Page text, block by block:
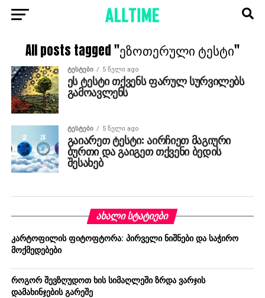
All posts tagged "ეზოთერული ტესტი"
ᲢᲔᲡᲢᲔᲑᲘ 5 წელი ago
ეს ტესტი თქვენს ფარულ სურვილებს
გამოავლენს
ᲢᲔᲡᲢᲔᲑᲘ 5 წელი ago
გაიარეთ ტესტი: აირჩიეთ მაგიური
ბურთი და გაიგეთ თქვენი ბედის
შესახებ
ᲐᲮᲐᲚᲘ ᲡᲢᲐᲢᲘᲔᲑᲘ
კარტოფილის ფიტოფტორა: პირველი ნიშნები და საჭირო
მოქმედებები
როგორ შევზღუდოთ ხის სიმაღლეში ზრდა ვარჯის
დამახინჯების გარეშე